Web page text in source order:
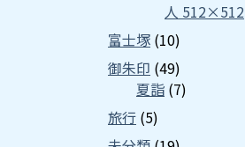
人 512×512
富士塚 (10)
御朱印 (49)
夏詣 (7)
旅行 (5)